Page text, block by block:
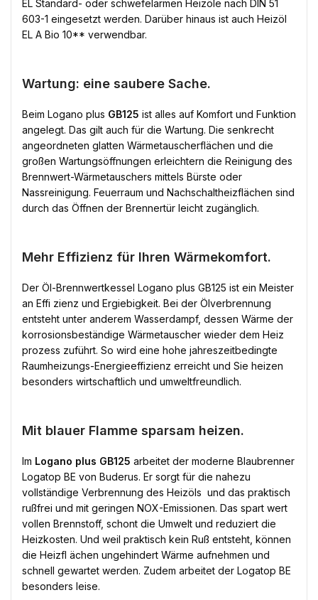
EL Standard- oder schwefelarmen Heizöle nach DIN 51
603-1 eingesetzt werden. Darüber hinaus ist auch Heizöl
EL A Bio 10** verwendbar.
Wartung: eine saubere Sache.
Beim Logano plus GB125 ist alles auf Komfort und Funktion
angelegt. Das gilt auch für die Wartung. Die senkrecht
angeordneten glatten Wärmetauscherflächen und die
großen Wartungsöffnungen erleichtern die Reinigung des
Brennwert-Wärmetauschers mittels Bürste oder
Nassreinigung. Feuerraum und Nachschaltheizflächen sind
durch das Öffnen der Brennertür leicht zugänglich.
Mehr Effizienz für Ihren Wärmekomfort.
Der Öl-Brennwertkessel Logano plus GB125 ist ein Meister
an Effi zienz und Ergiebigkeit. Bei der Ölverbrennung
entsteht unter anderem Wasserdampf, dessen Wärme der
korrosionsbeständige Wärmetauscher wieder dem Heiz
prozess zuführt. So wird eine hohe jahreszeitbedingte
Raumheizungs-Energieeffizienz erreicht und Sie heizen
besonders wirtschaftlich und umweltfreundlich.
Mit blauer Flamme sparsam heizen.
Im Logano plus GB125 arbeitet der moderne Blaubrenner
Logatop BE von Buderus. Er sorgt für die nahezu
vollständige Verbrennung des Heizöls  und das praktisch
rußfrei und mit geringen NOX-Emissionen. Das spart wert
vollen Brennstoff, schont die Umwelt und reduziert die
Heizkosten. Und weil praktisch kein Ruß entsteht, können
die Heizfl ächen ungehindert Wärme aufnehmen und
schnell gewartet werden. Zudem arbeitet der Logatop BE
besonders leise.